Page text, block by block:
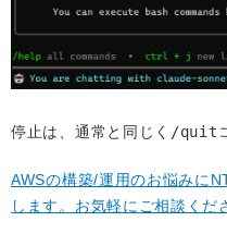
停止は、通常と同じく /quit
AWSの構築/運用のお悩みに
します。お気軽にご相談くだ